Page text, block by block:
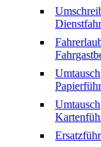
Umtausch
Umtausch